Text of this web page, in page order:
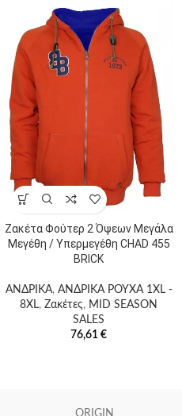
Ζακέτα Φούτερ 2 Όψεων Μεγάλα
Μεγέθη / Υπερμεγέθη CHAD 455
BRICK
ΑΝΔΡΙΚΑ, ΑΝΔΡΙΚΑ ΡΟΥΧΑ 1XL -
8XL, Ζακέτες, MID SEASON
SALES
76,61 €